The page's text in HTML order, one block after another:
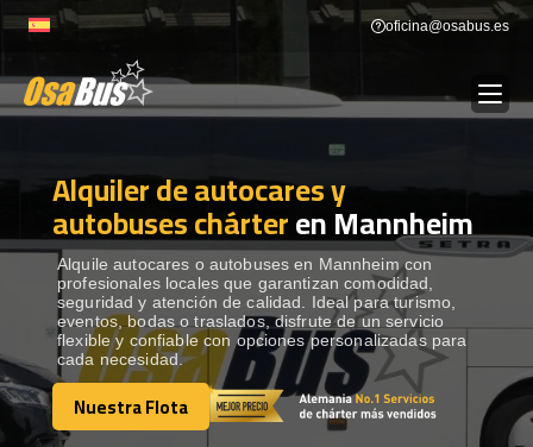
to
oficina@osabus.es
ALQUILER DE AUTOCARES
DESTINOS Show dropdown
RECORRIDAS Show dropdown
FLOTA
Alquiler de autocares y
autobuses chárteren Mannheim
Alquile autocares o autobuses en Mannheim con
profesionales locales que garantizan comodidad,
seguridad y atención de calidad. Ideal para turismo,
eventos, bodas o traslados, disfrute de un servicio
flexible y confiable con opciones personalizadas para
cada necesidad.
Nuestra Flota
Nuestra Flota